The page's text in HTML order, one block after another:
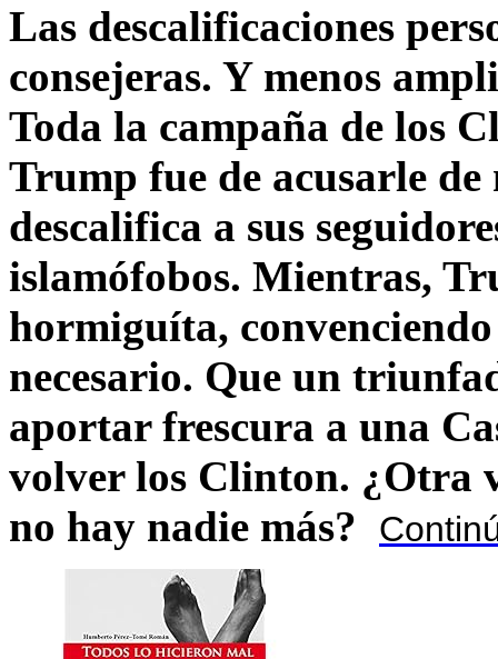
Las descalificaciones
consejeras. Y menos
Toda la campaña de los
Trump fue de acusarle
descalifica a sus
islamófobos. Mientras,
hormiguíta,
necesario. Que un
aportar frescura a una
volver los Clinton. ¿Otra
no hay nadie más?